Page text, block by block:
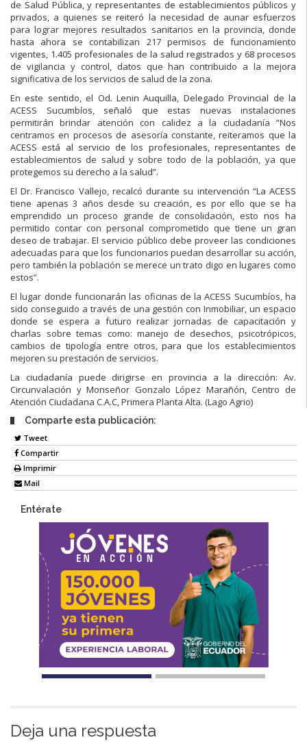
de Salud Pública, y representantes de establecimientos públicos y
privados, a quienes se reiteró la necesidad de aunar esfuerzos
para lograr mejores resultados sanitarios en la provincia, donde
hasta ahora se contabilizan 217 permisos de funcionamiento
vigentes, 1.405 profesionales de la salud registrados y 68 procesos
de vigilancia y control, datos que han contribuido a la mejora
significativa de los servicios de salud de la zona.
En este sentido, el Od. Lenin Auquilla, Delegado Provincial de la
ACESS Sucumbíos, señaló que estas nuevas instalaciones
permitirán brindar atención con calidez a la ciudadanía “Nos
centramos en procesos de asesoría constante, reiteramos que la
ACESS está al servicio de los profesionales, representantes de
establecimientos de salud y sobre todo de la población, ya que
protegemos su derecho a la salud”.
El Dr. Francisco Vallejo, recalcó durante su intervención “La ACESS
tiene apenas 3 años desde su creación, es por ello que se ha
emprendido un proceso grande de consolidación, esto nos ha
permitido contar con personal comprometido que tiene un gran
deseo de trabajar. El servicio público debe proveer las condiciones
adecuadas para que los funcionarios puedan desarrollar su acción,
pero también la población se merece un trato digo en lugares como
estos”.
El lugar donde funcionarán las oficinas de la ACESS Sucumbíos, ha
sido conseguido a través de una gestión con Inmobiliar, un espacio
donde se espera a futuro realizar jornadas de capacitación y
charlas sobre temas como: manejo de desechos, psicotrópicos,
cambios de tipología entre otros, para que los establecimientos
mejoren su prestación de servicios.
La ciudadanía puede dirigirse en provincia a la dirección: Av.
Circunvalación y Monseñor Gonzalo López Marañón, Centro de
Atención Ciudadana C.A.C, Primera Planta Alta. (Lago Agrio)
Comparte esta publicación:
Tweet
Compartir
Imprimir
Mail
Entérate
Deja una respuesta